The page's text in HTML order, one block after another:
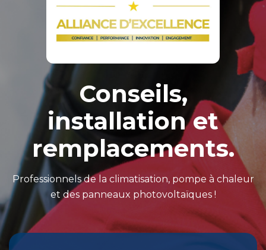
Conseils,
installation et
remplacements.
Professionnels de la climatisation, pompe à chaleur
et des panneaux photovoltaïques !